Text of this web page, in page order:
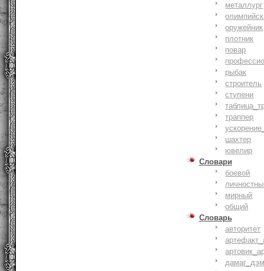
металлург
оружейник
плотник
повар
рыбак
строитель
ступени
траппер
шахтер
ювелир
Словари
боевой
мирный
общий
Словарь
авторитет